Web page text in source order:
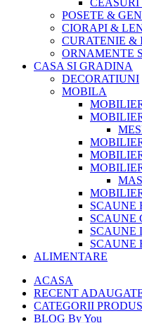
POSETE &
CIORAPI &
CURATENIE &
ORNAMENTE
CASA SI GRADINA
DECORATIUNI
MOBILA
SCAUNE
SCAUNE
SCAUNE
SCAUNE
ALIMENTARE
ACASA
RECENT
CATEGORII
BLOG By You